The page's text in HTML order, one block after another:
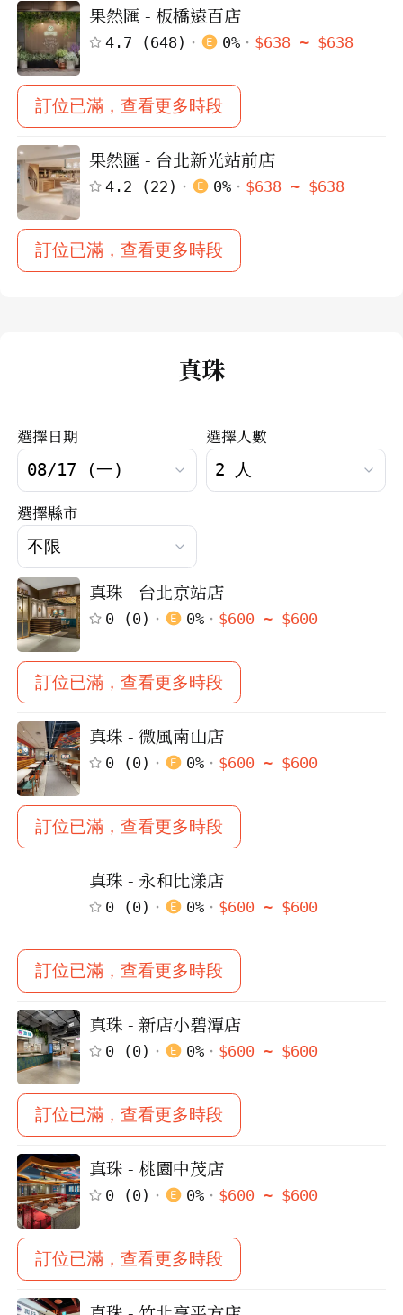
果然匯 - 板橋遠百店
4.7 (648) 0% $638 ~ $638
訂位已滿，查看更多時段
果然匯 - 台北新光站前店
4.2 (22 ) 0% $638 ~ $638
訂位已滿，查看更多時段
真珠
選擇日期 選擇人數
選擇縣市
真珠 - 台北京站店
0 (0 ) 0% $600 ~ $600
訂位已滿，查看更多時段
真珠 - 微風南山店
0 (0 ) 0% $600 ~ $600
訂位已滿，查看更多時段
真珠 - 永和比漾店
0 (0 ) 0% $600 ~ $600
訂位已滿，查看更多時段
真珠 - 新店小碧潭店
0 (0 ) 0% $600 ~ $600
訂位已滿，查看更多時段
真珠 - 桃園中茂店
0 (0 ) 0% $600 ~ $600
訂位已滿，查看更多時段